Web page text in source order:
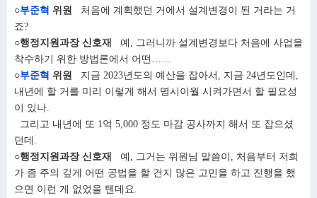
○부준혁 위원
처음에 계획했던 거에서 설계변경이 된 거라는 거
죠?
○행정지원과장 신호재
예, 그러니까 설계변경보다 처음에 사업을
착수하기 위한 방법론에서 어떤……
○부준혁 위원
지금 2023년도의 예산을 잡아서, 지금 24년도인데,
내년에 할 거를 미리 이렇게 해서 명시이월 시켜가면서 할 필요성
이 있나.
그리고 내년에 또 1억 5,000 정도 마감 공사까지 해서 또 잡으셨
던데.
○행정지원과장 신호재
예, 그거는 위원님 말씀이, 처음부터 저희
가 좀 주의 깊게 어떤 공법을 할 건지 많은 고민을 하고 진행을 했
으면 이런 게 없었을 텐데요.